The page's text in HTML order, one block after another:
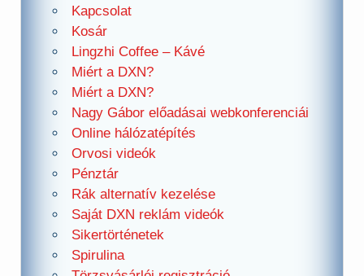
Kapcsolat
Kosár
Lingzhi Coffee – Kávé
Miért a DXN?
Miért a DXN?
Nagy Gábor előadásai webkonferenciái
Online hálózatépítés
Orvosi videók
Pénztár
Rák alternatív kezelése
Saját DXN reklám videók
Sikertörténetek
Spirulina